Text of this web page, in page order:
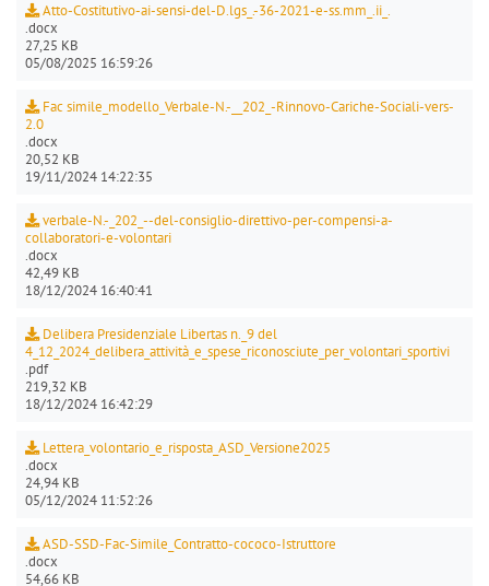
Atto-Costitutivo-ai-sensi-del-D.lgs_.-36-2021-e-ss.mm_.ii_.
.docx
27,25 KB
05/08/2025 16:59:26
Fac simile_modello_Verbale-N.-__202_-Rinnovo-Cariche-Sociali-vers-
2.0
.docx
20,52 KB
19/11/2024 14:22:35
verbale-N.-_202_--del-consiglio-direttivo-per-compensi-a-
collaboratori-e-volontari
.docx
42,49 KB
18/12/2024 16:40:41
Delibera Presidenziale Libertas n._9 del
4_12_2024_delibera_attività_e_spese_riconosciute_per_volontari_sportivi
.pdf
219,32 KB
18/12/2024 16:42:29
Lettera_volontario_e_risposta_ASD_Versione2025
.docx
24,94 KB
05/12/2024 11:52:26
ASD-SSD-Fac-Simile_Contratto-cococo-Istruttore
.docx
54,66 KB